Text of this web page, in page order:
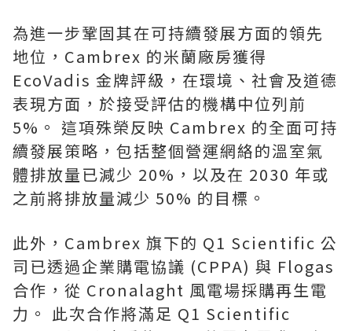
為進一步鞏固其在可持續發展方面的領先
地位，Cambrex 的米蘭廠房獲得
EcoVadis 金牌評級，在環境、社會及道德
表現方面，於接受評估的機構中位列前
5%。 這項殊榮反映 Cambrex 的全面可持
續發展策略，包括整個營運網絡的溫室氣
體排放量已減少 20%，以及在 2030 年或
之前將排放量減少 50% 的目標。
此外，Cambrex 旗下的 Q1 Scientific 公
司已透過企業購電協議 (CPPA) 與 Flogas
合作，從 Cronalaght 風電場採購再生電
力。 此次合作將滿足 Q1 Scientific